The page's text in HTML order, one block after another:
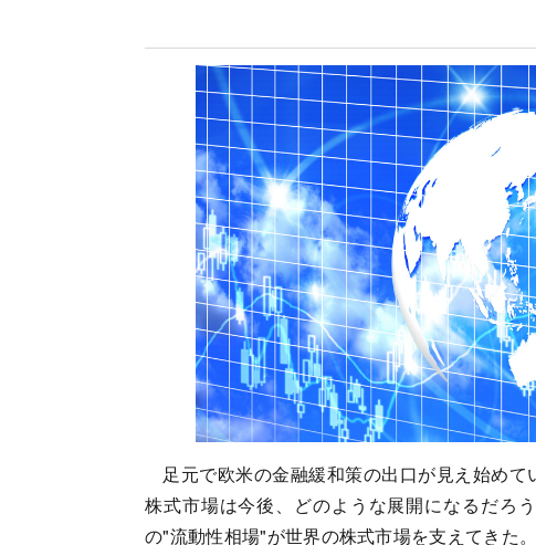
足元で欧米の金融緩和策の出口が見え始め
株式市場は今後、どのような展開になるだろ
の"流動性相場"が世界の株式市場を支えてきた。